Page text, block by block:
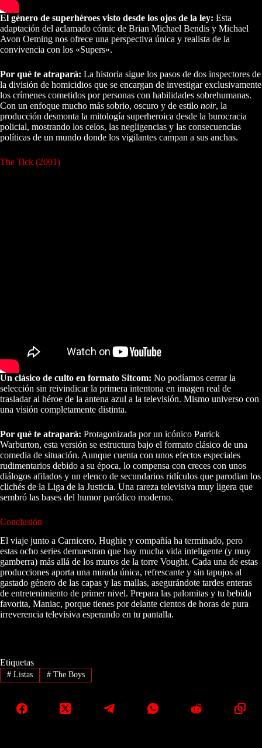
El género de superhéroes visto desde los ojos de la ley: Esta
adaptación del aclamado cómic de Brian Michael Bendis y Michael
Avon Oeming nos ofrece una perspectiva única y realista de la
convivencia con los «Supers».
Por qué te atrapará: La historia sigue los pasos de dos inspectores de
la división de homicidios que se encargan de investigar exclusivamente
los crímenes cometidos por personas con habilidades sobrehumanas.
Con un enfoque mucho más sobrio, oscuro y de estilo noir, la
producción desmonta la mitología superheroica desde la burocracia
policial, mostrando los celos, las negligencias y las consecuencias
políticas de un mundo donde los vigilantes campan a sus anchas.
The Tick (2001)
Un clásico de culto en formato Sitcom: No podíamos cerrar la
selección sin reivindicar la primera intentona en imagen real de
trasladar al héroe de la antena azul a la televisión. Mismo universo con
una visión completamente distinta.
Por qué te atrapará: Protagonizada por un icónico Patrick
Warburton, esta versión se estructura bajo el formato clásico de una
comedia de situación. Aunque cuenta con unos efectos especiales
rudimentarios debido a su época, lo compensa con creces con unos
diálogos afilados y un elenco de secundarios ridículos que parodian los
clichés de la Liga de la Justicia. Una rareza televisiva muy ligera que
sembró las bases del humor paródico moderno.
Conclusión
El viaje junto a Carnicero, Hughie y compañía ha terminado, pero
estas ocho series demuestran que hay mucha vida inteligente (y muy
gamberra) más allá de los muros de la torre Vought. Cada una de estas
producciones aporta una mirada única, refrescante y sin tapujos al
gastado género de las capas y las mallas, asegurándote tardes enteras
de entretenimiento de primer nivel. Prepara las palomitas y tu bebida
favorita, Maniac, porque tienes por delante cientos de horas de pura
irreverencia televisiva esperando en tu pantalla.
Etiquetas
#Listas #The Boys